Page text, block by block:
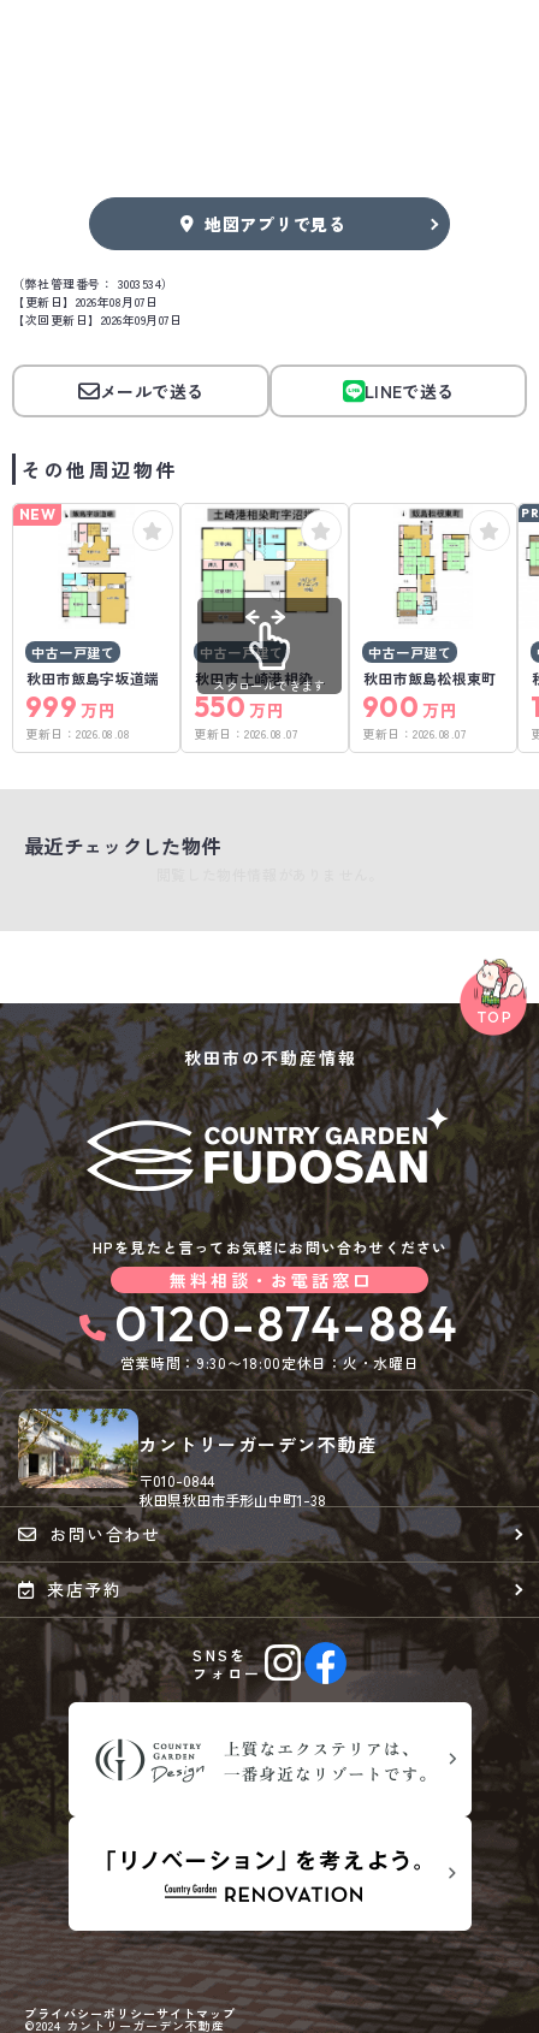
地図アプリで見る
（弊社管理番号： 3003534）
【更新日】2026年08月07日
【次回更新日】2026年09月07日
メールで送る LINEで送る
その他周辺物件
NEW
中古一戸建て
秋田市飯島字坂道端
999 万円
更新日： 2026.08.08
中古一戸建て
秋田市土崎港相染町
字沼端
550万円
更新日： 2026.08.07
中古一戸建て
秋田市飯島松根東町
900 万円
更新日： 2026.08.07
スクロールできます
最近チェックした物件
秋田市の不動産情報
HPを見たと言ってお気軽にお問い合わせください
無料相談・お電話窓口
0120-874-884
営業時間：9:30〜18:00定休日：火・水曜日
カントリーガーデン不動産
〒010-0844
秋田県秋田市手形山中町1-38
お問い合わせ
来店予約
SNSを
フォロー
プライバシーポリシーサイトマップ
©2024 カントリーガーデン不動産